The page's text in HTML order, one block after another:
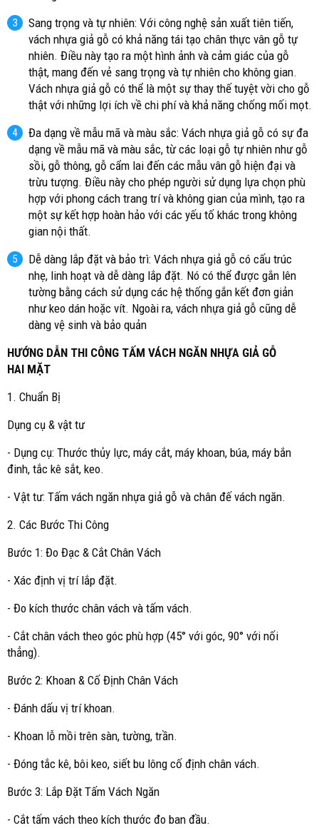
Sang trọng và tự nhiên: Với công nghệ sản xuất tiên tiến,
vách nhựa giả gỗ có khả năng tái tạo chân thực vân gỗ tự
nhiên. Điều này tạo ra một hình ảnh và cảm giác của gỗ
thật, mang đến vẻ sang trọng và tự nhiên cho không gian.
Vách nhựa giả gỗ có thể là một sự thay thế tuyệt vời cho gỗ
thật với những lợi ích về chi phí và khả năng chống mối mọt.
Đa dạng về mẫu mã và màu sắc: Vách nhựa giả gỗ có sự đa
dạng về mẫu mã và màu sắc, từ các loại gỗ tự nhiên như gỗ
sồi, gỗ thông, gỗ cẩm lai đến các mẫu vân gỗ hiện đại và
trừu tượng. Điều này cho phép người sử dụng lựa chọn phù
hợp với phong cách trang trí và không gian của mình, tạo ra
một sự kết hợp hoàn hảo với các yếu tố khác trong không
gian nội thất.
Dễ dàng lắp đặt và bảo trì: Vách nhựa giả gỗ có cấu trúc
nhẹ, linh hoạt và dễ dàng lắp đặt. Nó có thể được gắn lên
tường bằng cách sử dụng các hệ thống gắn kết đơn giản
như keo dán hoặc vít. Ngoài ra, vách nhựa giả gỗ cũng dễ
dàng vệ sinh và bảo quản
HƯỚNG DẪN THI CÔNG TẤM VÁCH NGĂN NHỰA GIẢ GỖ
HAI MẶT
1. Chuẩn Bị
Dụng cụ & vật tư
- Dụng cụ: Thước thủy lực, máy cắt, máy khoan, búa, máy bắn
đinh, tắc kê sắt, keo.
- Vật tư: Tấm vách ngăn nhựa giả gỗ và chân đế vách ngăn.
2. Các Bước Thi Công
Bước 1: Đo Đạc & Cắt Chân Vách
- Xác định vị trí lắp đặt.
- Đo kích thước chân vách và tấm vách.
- Cắt chân vách theo góc phù hợp (45° với góc, 90° với nối
thẳng).
Bước 2: Khoan & Cố Định Chân Vách
- Đánh dấu vị trí khoan.
- Khoan lỗ mồi trên sàn, tường, trần.
- Đóng tắc kê, bôi keo, siết bu lông cố định chân vách.
Bước 3: Lắp Đặt Tấm Vách Ngăn
- Cắt tấm vách theo kích thước đo ban đầu.